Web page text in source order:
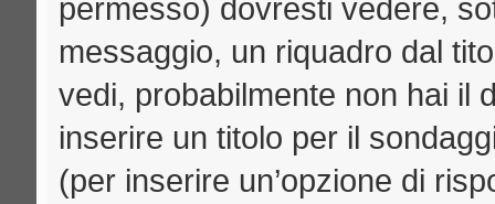
permesso) dovresti vedere,
messaggio, un riquadro dal
vedi, probabilmente non hai il
inserire un titolo per il
(per inserire un’opzione di